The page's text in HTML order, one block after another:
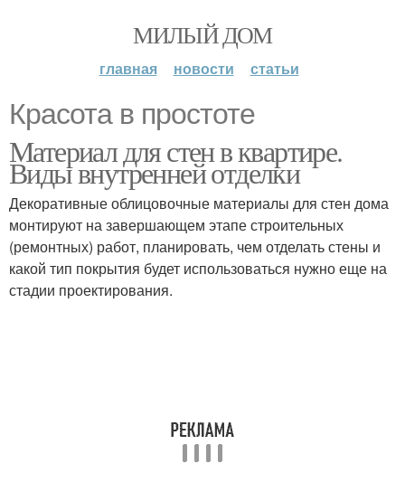
МИЛЫЙ ДОМ
главная новости статьи
Красота в простоте
Материал для стен в квартире.
Виды внутренней отделки
Декоративные облицовочные материалы для стен дома
монтируют на завершающем этапе строительных
(ремонтных) работ, планировать, чем отделать стены и
какой тип покрытия будет использоваться нужно еще на
стадии проектирования.